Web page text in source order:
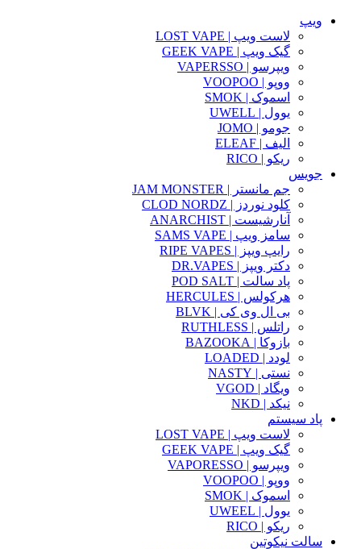
ویپ
لاست ویپ | LOST VAPE
گیک ویپ | GEEK VAPE
ویپرسو | VAPERSSO
ووپو | VOOPOO
اسموک | SMOK
یوول | UWELL
جومو | JOMO
الیف | ELEAF
ریکو | RICO
جویس
جم مانستر | JAM MONSTER
کلود نوردز | CLOD NORDZ
آنارشیست | ANARCHIST
سامز ویپ | SAMS VAPE
رایپ ویپز | RIPE VAPES
دکتر ویپز | DR.VAPES
پاد سالت | POD SALT
هرکولس | HERCULES
بی ال وی کی | BLVK
راتلس | RUTHLESS
بازوکا | BAZOOKA
لودد | LOADED
نستی | NASTY
ویگاد | VGOD
نیکد | NKD
پاد سیستم
لاست ویپ | LOST VAPE
گیک ویپ | GEEK VAPE
ویپرسو | VAPORESSO
ووپو | VOOPOO
اسموک | SMOK
یوول | UWEEL
ریکو | RICO
سالت نیکوتین